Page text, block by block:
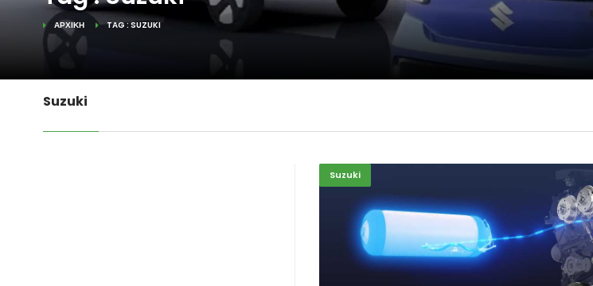
ΑΡΧΙΚΉ TAG : SUZUKI
Suzuki
Suzuki